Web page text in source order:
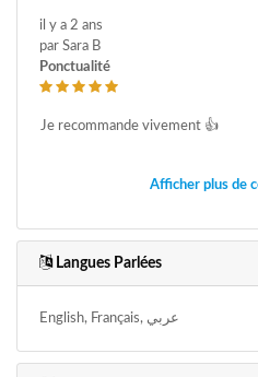
il y a 2 ans
par Sara B
Ponctualité
Je recommande vivement 👍
Afficher plus de
Langues Parlées
English, Français, عربي